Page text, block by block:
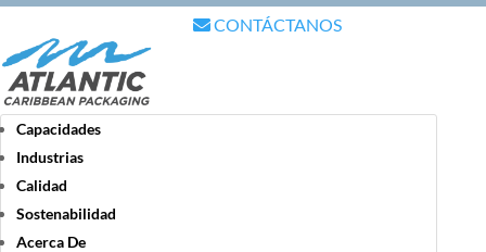
CONTÁCTANOS
Capacidades
Industrias
Calidad
Sostenabilidad
Acerca De